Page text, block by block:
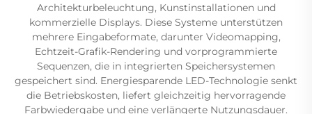
Architekturbeleuchtung, Kunstinstallationen und
kommerzielle Displays. Diese Systeme unterstützen
mehrere Eingabeformate, darunter Videomapping,
Echtzeit-Grafik-Rendering und vorprogrammierte
Sequenzen, die in integrierten Speichersystemen
gespeichert sind. Energiesparende LED-Technologie senkt
die Betriebskosten, liefert gleichzeitig hervorragende
Farbwiedergabe und eine verlängerte Nutzungsdauer.